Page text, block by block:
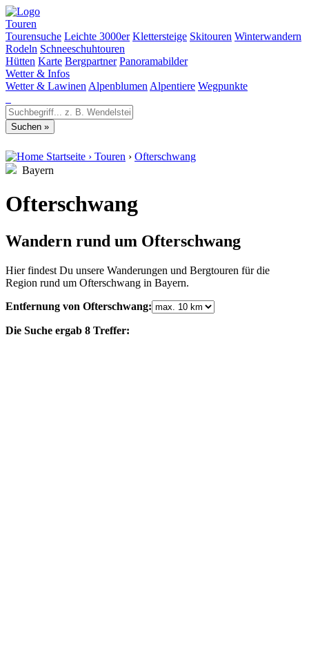
Touren
Tourensuche Leichte 3000er Klettersteige Skitouren Winterwandern
Rodeln Schneeschuhtouren
Hütten Karte Bergpartner Panoramabilder
Wetter & Infos
Wetter & Lawinen Alpenblumen Alpentiere Wegpunkte
Startseite › Touren › Ofterschwang
Bayern
Ofterschwang
Wandern rund um Ofterschwang
Hier findest Du unsere Wanderungen und Bergtouren für die
Region rund um Ofterschwang in Bayern.
Entfernung von Ofterschwang:
Die Suche ergab 8 Treffer: